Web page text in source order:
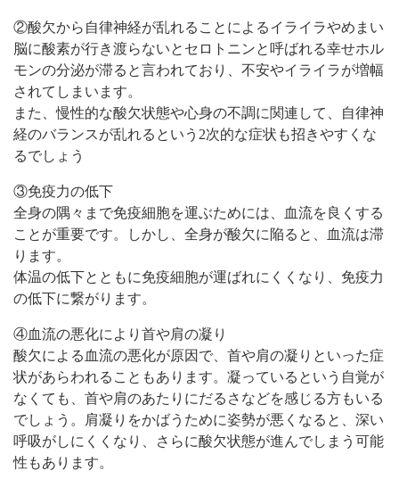
②酸欠から自律神経が乱れることによるイライラやめまい
脳に酸素が行き渡らないとセロトニンと呼ばれる幸せホル
モンの分泌が滞ると言われており、不安やイライラが増幅
されてしまいます。
また、慢性的な酸欠状態や心身の不調に関連して、自律神
経のバランスが乱れるという2次的な症状も招きやすくな
るでしょう
③免疫力の低下
全身の隅々まで免疫細胞を運ぶためには、血流を良くする
ことが重要です。しかし、全身が酸欠に陥ると、血流は滞
ります。
体温の低下とともに免疫細胞が運ばれにくくなり、免疫力
の低下に繋がります。
④血流の悪化により首や肩の凝り
酸欠による血流の悪化が原因で、首や肩の凝りといった症
状があらわれることもあります。凝っているという自覚が
なくても、首や肩のあたりにだるさなどを感じる方もいる
でしょう。肩凝りをかばうために姿勢が悪くなると、深い
呼吸がしにくくなり、さらに酸欠状態が進んでしまう可能
性もあります。